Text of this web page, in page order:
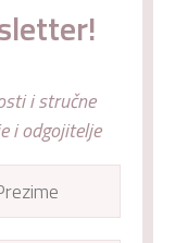
i stručne
i odgojitelje